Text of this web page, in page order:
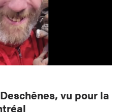
vu pour la